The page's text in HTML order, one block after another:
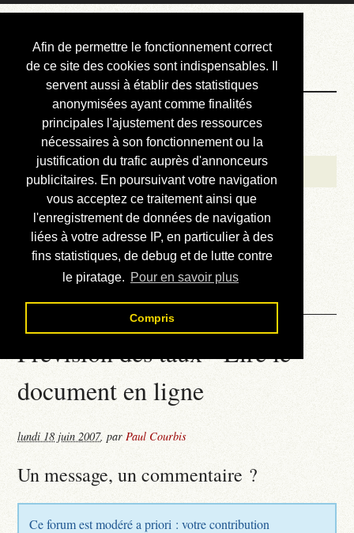
Afin de permettre le fonctionnement correct
de ce site des cookies sont indispensables. Il
servent aussi à établir des statistiques
anonymisées ayant comme finalités
principales l'ajustement des ressources
nécessaires à son fonctionnement ou la
justification du trafic auprès d'annonceurs
publicitaires. En poursuivant votre navigation
vous acceptez ce traitement ainsi que
l'enregistrement de données de navigation
liées à votre adresse IP, en particulier à des
fins statistiques, de debug et de lutte contre
le piratage. Pour en savoir plus
Compris
Courbis, « LE »
Blog Officiel
Bienvenue
Réalisations
Divers (et d’été)
Annonces
Liens externes
Téléchargement
Contact
Prévision des taux - Lire le
document en ligne
lundi 18 juin 2007,parPaul Courbis
Un message, un commentaire ?
Ce forum est modéré a priori : votre contribution